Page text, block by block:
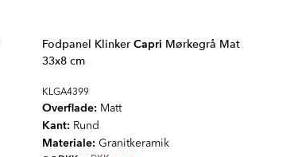
Fodpanel Klinker Capri Mørkegrå Mat
33x8 cm
KLGA4399
Overflade: Matt
Kant: Rund
Materiale: Granitkeramik